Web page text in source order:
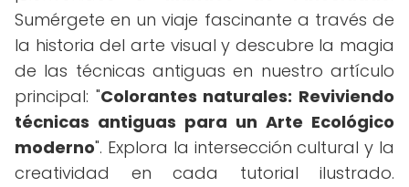
Sumérgete en un viaje fascinante a través de
la historia del arte visual y descubre la magia
de las técnicas antiguas en nuestro artículo
principal: "Colorantes naturales: Reviviendo
técnicas antiguas para un Arte Ecológico
moderno". Explora la intersección cultural y la
creatividad en cada tutorial ilustrado.